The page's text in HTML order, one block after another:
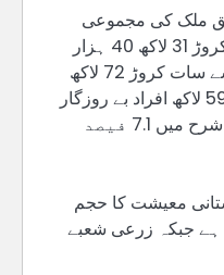
ملک کی مجموعی
افرادی قوت (لیبر فورس) آٹھ کروڑ 31 لاکھ 40 ہزار
افراد پر مشتمل ہے، جن میں سے سات کروڑ 72 لاکھ
افراد برسر روزگار ہیں، جبکہ 59 لاکھ افراد بے روزگار
ہیں۔ اس طرح بیروزگاری کی شرح میں 7.1 فیصد
معیشت کا حجم
ہے جبکہ زرعی شعبے